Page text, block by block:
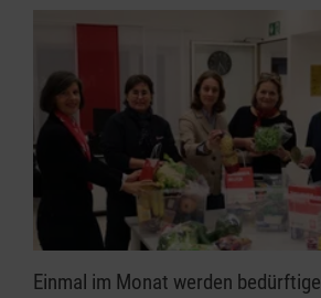
Einmal im Monat werden bedürftige